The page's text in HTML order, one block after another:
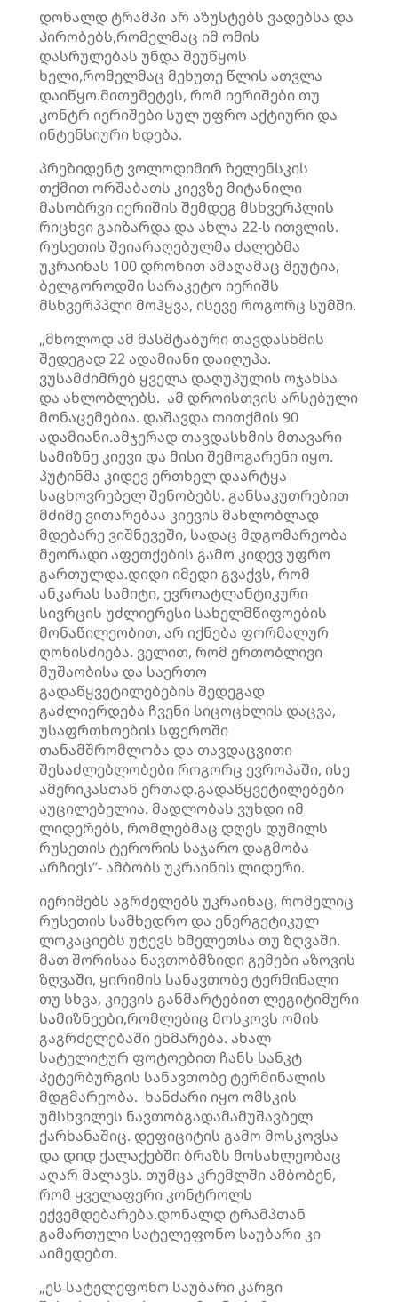
დონალდ ტრამპი არ აზუსტებს ვადებსა და
პირობებს,რომელმაც იმ ომის
დასრულებას უნდა შეუწყოს
ხელი,რომელმაც მეხუთე წლის ათვლა
დაიწყო.მითუმეტეს, რომ იერიშები თუ
კონტრ იერიშები სულ უფრო აქტიური და
ინტენსიური ხდება.
პრეზიდენტ ვოლოდიმირ ზელენსკის
თქმით ორშაბათს კიევზე მიტანილი
მასობრვი იერიშის შემდეგ მსხვერპლის
რიცხვი გაიზარდა და ახლა 22-ს ითვლის.
რუსეთის შეიარაღებულმა ძალებმა
უკრაინას 100 დრონით ამაღამაც შეუტია,
ბელგოროდში სარაკეტო იერიშს
მსხვერპპლი მოჰყვა, ისევე როგორც სუმში.
„მხოლოდ ამ მასშტაბური თავდასხმის
შედეგად 22 ადამიანი დაიღუპა.
ვუსამძიმრებ ყველა დაღუპულის ოჯახსა
და ახლობლებს. ამ დროისთვის არსებული
მონაცემებია. დაშავდა თითქმის 90
ადამიანი.ამჯერად თავდასხმის მთავარი
სამიზნე კიევი და მისი შემოგარენი იყო.
პუტინმა კიდევ ერთხელ დაარტყა
საცხოვრებელ შენობებს. განსაკუთრებით
მძიმე ვითარებაა კიევის მახლობლად
მდებარე ვიშნევეში, სადაც მდგომარეობა
მეორადი აფეთქების გამო კიდევ უფრო
გართულდა.დიდი იმედი გვაქვს, რომ
ანკარას სამიტი, ევროატლანტიკური
სივრცის უძლიერესი სახელმწიფოების
მონაწილეობით, არ იქნება ფორმალურ
ღონისძიება. ველით, რომ ერთობლივი
მუშაობისა და საერთო
გადაწყვეტილებების შედეგად
გაძლიერდება ჩვენი სიცოცხლის დაცვა,
უსაფრთხოების სფეროში
თანამშრომლობა და თავდაცვითი
შესაძლებლობები როგორც ევროპაში, ისე
ამერიკასთან ერთად.გადაწყვეტილებები
აუცილებელია. მადლობას ვუხდი იმ
ლიდერებს, რომლებმაც დღეს დუმილს
რუსეთის ტერორის საჯარო დაგმობა
არჩიეს”- ამბობს უკრაინის ლიდერი.
იერიშებს აგრძელებს უკრაინაც, რომელიც
რუსეთის სამხედრო და ენერგეტიკულ
ლოკაციებს უტევს ხმელეთსა თუ ზღვაში.
მათ შორისაა ნავთობმზიდი გემები აზოვის
ზღვაში, ყირიმის სანავთობე ტერმინალი
თუ სხვა, კიევის განმარტებით ლეგიტიმური
სამიზნეები,რომლებიც მოსკოვს ომის
გაგრძელებაში ეხმარება. ახალ
სატელიტურ ფოტოებით ჩანს სანკტ
პეტერბურგის სანავთობე ტერმინალის
მდგმარეობა. ხანძარი იყო ომსკის
უმსხვილეს ნავთობგადამამუშავბელ
ქარხანაშიც. დეფიციტის გამო მოსკოვსა
და დიდ ქალაქებში ბრაზს მოსახლეობაც
აღარ მალავს. თუმცა კრემლში ამბობენ,
რომ ყველაფერი კონტროლს
ექვემდებარება.დონალდ ტრამპთან
გამართული სატელეფონო საუბარი კი
აიმედებთ.
„ეს სატელეფონო საუბარი კარგი